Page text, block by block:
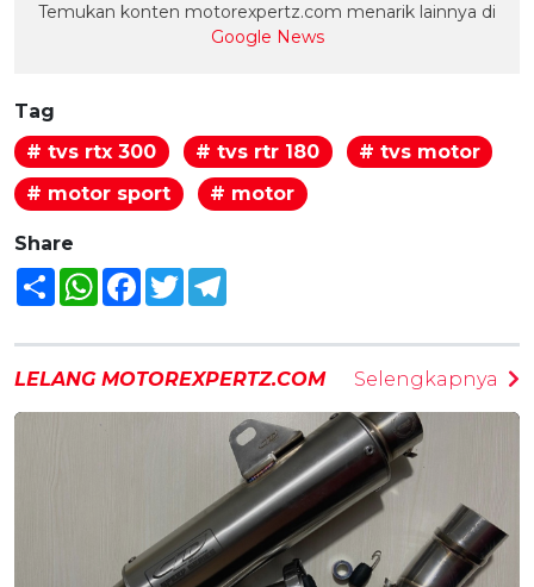
Temukan konten motorexpertz.com menarik lainnya di
Google News
Tag
# tvs rtx 300
# tvs rtr 180
# tvs motor
# motor sport
# motor
Share
Share WhatsAppFacebook
Twitter
LELANG MOTOREXPERTZ.COM Selengkapnya